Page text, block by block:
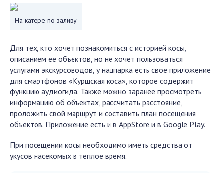
На катере по заливу
Для тех, кто хочет познакомиться с историей косы,
описанием ее объектов, но не хочет пользоваться
услугами экскурсоводов, у нацпарка есть свое приложение
для смартфонов «Куршская коса», которое содержит
функцию аудиогида. Также можно заранее просмотреть
информацию об объектах, рассчитать расстояние,
проложить свой маршрут и составить план посещения
объектов. Приложение есть и в AppStore и в Google Play.
При посещении косы необходимо иметь средства от
укусов насекомых в теплое время.